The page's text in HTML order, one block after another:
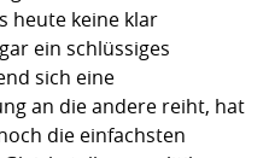
heute keine klar
ein schlüssiges
sich eine
an die andere reiht, hat
die einfachsten